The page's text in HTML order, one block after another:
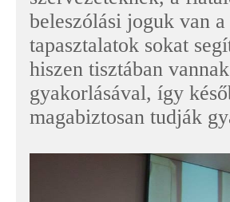
beleszólási joguk van
tapasztalatok sokat
hiszen tisztában
gyakorlásával, így
magabiztosan tudják